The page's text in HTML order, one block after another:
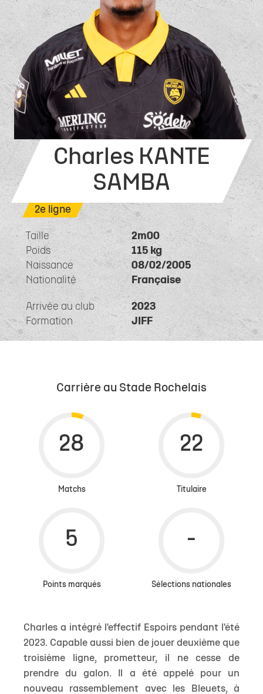
Charles KANTE
SAMBA
2e ligne
Taille
2m00
Poids
115 kg
Naissance
08/02/2005
Nationalité
Française
Arrivée au club
2023
Formation
JIFF
Carrière au Stade Rochelais
Matchs Titulaire
Points marqués Sélections nationales
Charles a intégré l'effectif Espoirs pendant l'été
2023. Capable aussi bien de jouer deuxième que
troisième ligne, prometteur, il ne cesse de
prendre du galon. Il a été appelé pour un
nouveau rassemblement avec les Bleuets, à